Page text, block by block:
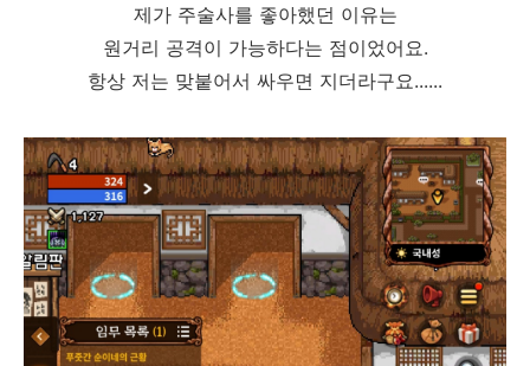
제가 주술사를 좋아했던 이유는
원거리 공격이 가능하다는 점이었어요.
항상 저는 맞붙어서 싸우면 지더라구요......